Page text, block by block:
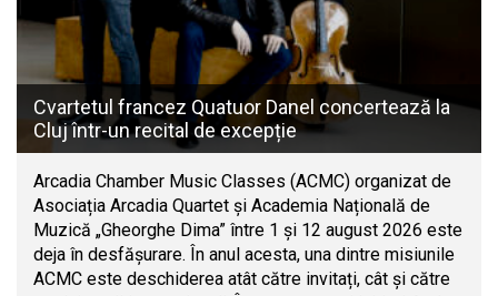
Cvartetul francez Quatuor Danel concertează la
Cluj într-un recital de excepție
Arcadia Chamber Music Classes (ACMC) organizat de
Asociația Arcadia Quartet și Academia Națională de
Muzică „Gheorghe Dima” între 1 și 12 august 2026 este
deja în desfășurare. În anul acesta, una dintre misiunile
ACMC este deschiderea atât către invitați, cât și către